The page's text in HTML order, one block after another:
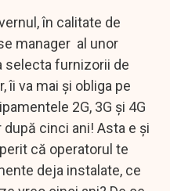
în calitate de
manager al unor
selecta furnizorii de
îi va mai și obliga pe
2G, 3G și 4G
cinci ani! Asta e și
că operatorul te
deja instalate, ce